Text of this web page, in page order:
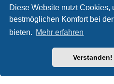
Diese Website nutzt Cookies,
bestmöglichen Komfort bei
bieten. Mehr erfahren
Verstanden!